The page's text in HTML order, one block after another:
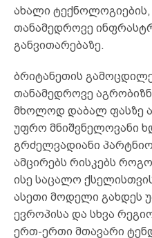
ახალი
თანამედროვე
განვითარებაზე.
ბრიტანეთის
თანამედროვე
მხოლოდ დაბალ ფასზე
უფრო მნიშვნელოვანი
გრძელვადიანი
ამცირებს რისკებს
ისე საცალო
ასეთი მოდელი გახდეს
ევროპისა და სხვა
ერთ-ერთი მთავარი